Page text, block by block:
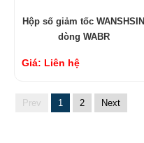
Hộp số giảm tốc WANSHSIN
dòng WABR
Giá: Liên hệ
Prev 1 2 Next